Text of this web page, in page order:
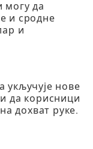
могу да
и сродне
и
укључује нове
да корисници
дохват руке.